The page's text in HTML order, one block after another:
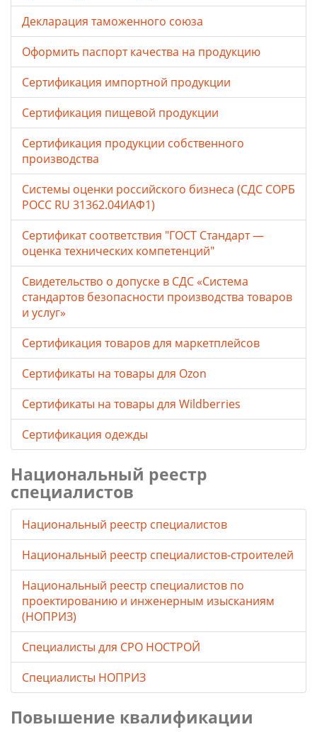
Декларация таможенного союза
Оформить паспорт качества на продукцию
Сертификация импортной продукции
Сертификация пищевой продукции
Сертификация продукции собственного
производства
Системы оценки российского бизнеса (СДС СОРБ
РОСС RU 31362.04ИАФ1)
Сертификат соответствия "ГОСТ Стандарт —
оценка технических компетенций"
Свидетельство о допуске в СДС «Система
стандартов безопасности производства товаров
и услуг»
Сертификация товаров для маркетплейсов
Cертификаты на товары для Ozon
Cертификаты на товары для Wildberries
Сертификация одежды
Национальный реестр
специалистов
Национальный реестр специалистов
Национальный реестр специалистов-строителей
Национальный реестр специалистов по
проектированию и инженерным изысканиям
(НОПРИЗ)
Специалисты для СРО НОСТРОЙ
Специалисты НОПРИЗ
Повышение квалификации